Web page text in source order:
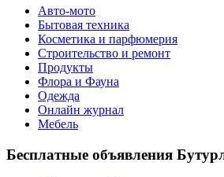
Авто-мото
Бытовая техника
Косметика и парфюмерия
Строительство и ремонт
Продукты
Флора и Фауна
Одежда
Онлайн журнал
Мебель
Бесплатные объявления